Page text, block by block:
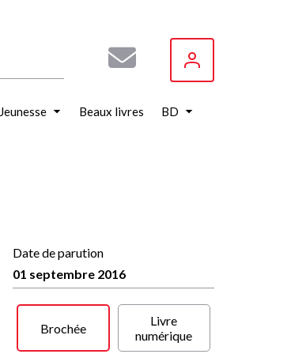
Jeunesse Beaux livres BD
Date de parution
01 septembre 2016
Brochée
Livre
numérique